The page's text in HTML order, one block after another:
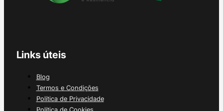
Links úteis
Blog
Termos e Condições
Política de Privacidade
Política de Cookies